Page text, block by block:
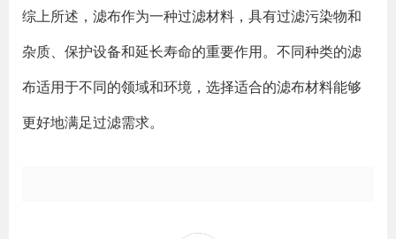
综上所述，滤布作为一种过滤材料，具有过滤污染物和
杂质、保护设备和延长寿命的重要作用。不同种类的滤
布适用于不同的领域和环境，选择适合的滤布材料能够
更好地满足过滤需求。